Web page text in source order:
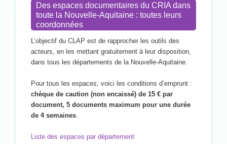
Des espaces documentaires du CRIA dans
toute la Nouvelle-Aquitaine : toutes leurs
coordonnées
L’objectif du CLAP est de rapprocher les outils des
acteurs, en les mettant gratuitement à leur disposition,
dans tous les départements de la Nouvelle-Aquitaine.
Pour tous les espaces, voici les conditions d’emprunt :
chèque de caution (non encaissé) de 15 € par
document, 5 documents maximum pour une durée
de 4 semaines.
Liste des espaces par département